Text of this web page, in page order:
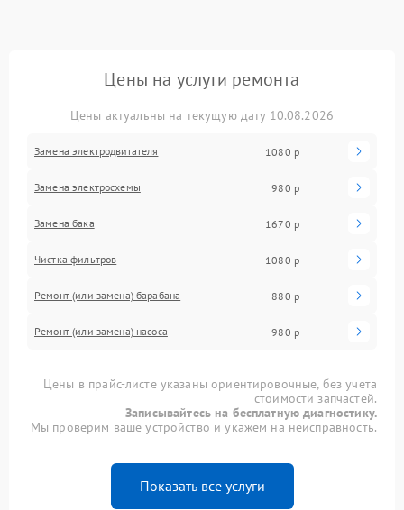
Цены на услуги ремонта
Цены актуальны на текущую дату 10.08.2026
Замена электродвигателя 1080 р
Замена электросхемы 980 р
Замена бака 1670 р
Чистка фильтров 1080 р
Ремонт (или замена) барабана 880 р
Ремонт (или замена) насоса 980 р
Цены в прайс-листе указаны ориентировочные, без учета
стоимости запчастей.
Записывайтесь на бесплатную диагностику.
Мы проверим ваше устройство и укажем на неисправность.
Показать все услуги